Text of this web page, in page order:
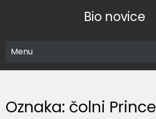
Bio novice
Menu
Oznaka: čolni Prince